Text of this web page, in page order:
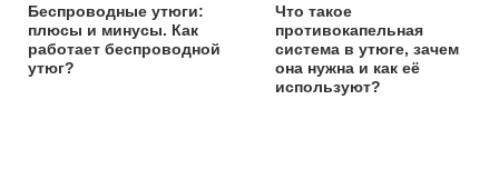
Беспроводные утюги:
плюсы и минусы. Как
работает беспроводной
утюг?
Что такое
противокапельная
система в утюге, зачем
она нужна и как её
используют?